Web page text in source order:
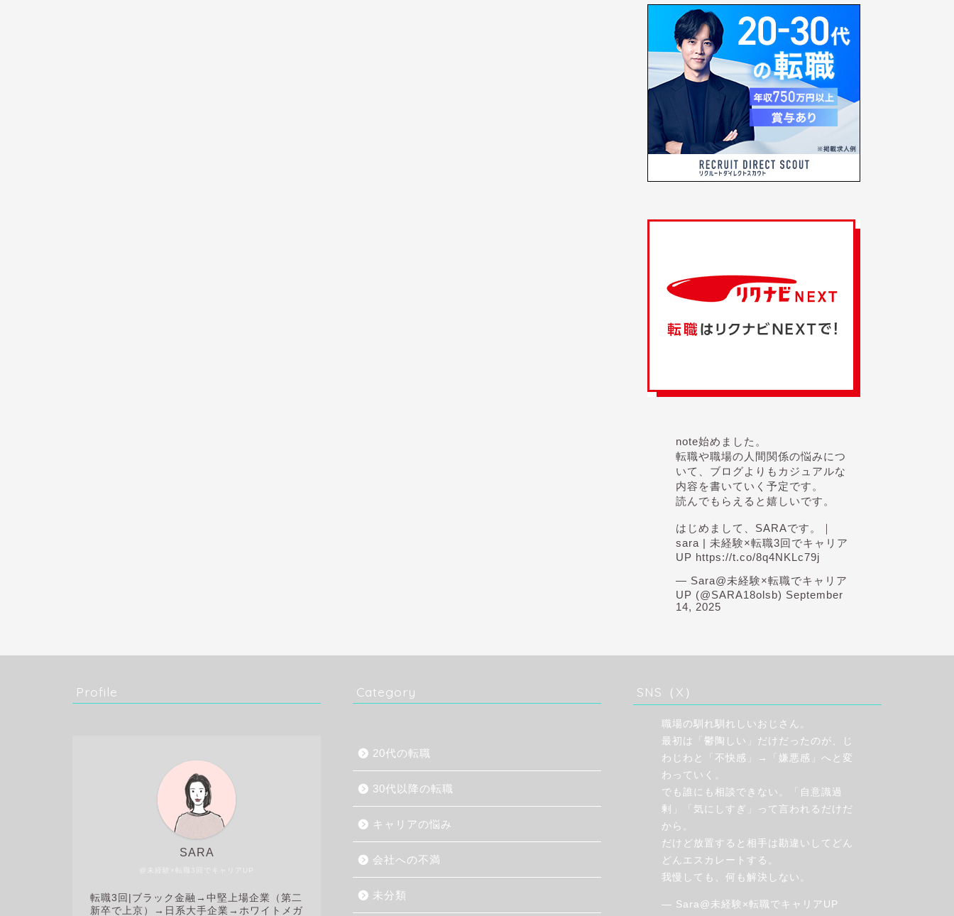
note始めました。
転職や職場の人間関係の悩みにつ
いて、ブログよりもカジュアルな
内容を書いていく予定です。
読んでもらえると嬉しいです。
はじめまして、SARAです。｜
sara | 未経験×転職3回でキャリア
UP https://t.co/8q4NKLc79j
— Sara@未経験×転職でキャリア
UP (@SARA18olsb) September
14, 2025
Profile
@未経験×転職3回でキャリアUP
SARA
転職3回| ブラック金融→中堅上場企業（第二
新卒で上京）→日系大手企業→ホワイトメガ
Category
20代の転職
30代以降の転職
キャリアの悩み
会社への不満
未分類
SNS（X）
職場の馴れ馴れしいおじさん。
最初は「鬱陶しい」だけだったのが、じ
わじわと「不快感」→「嫌悪感」へと変
わっていく。
でも誰にも相談できない。「自意識過
剰」「気にしすぎ」って言われるだけだ
から。
だけど放置すると相手は勘違いしてどん
どんエスカレートする。
我慢しても、何も解決しない。
— Sara@未経験×転職でキャリアUP